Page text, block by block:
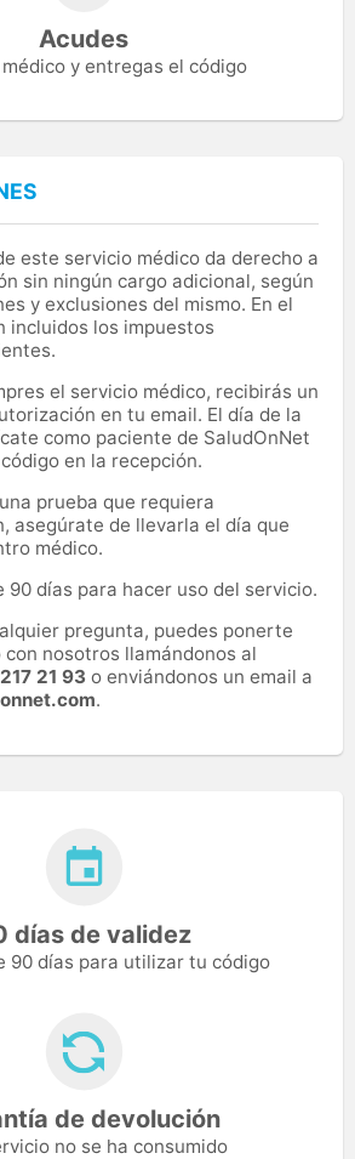
Acudes
y entregas el código
este servicio médico da derecho a
sin ningún cargo adicional, según
y exclusiones del mismo. En el
incluidos los impuestos
el servicio médico, recibirás un
en tu email. El día de la
como paciente de SaludOnNet
en la recepción.
prueba que requiera
asegúrate de llevarla el día que
médico.
90 días para hacer uso del servicio.
pregunta, puedes ponerte
nosotros llamándonos al
21 93 o enviándonos un email a
.
días de validez
90 días para utilizar tu código
de devolución
no se ha consumido